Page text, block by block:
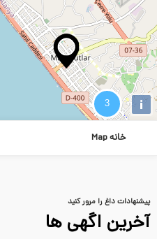
i
خانه Map
پیشنهادات داغ را مرور کنید
آخرین اگهی ها